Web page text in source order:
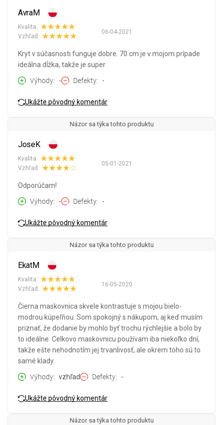
AvraM
06-04-2021
Kvalita:
Vzhľad:
Kryt v súčasnosti funguje dobre. 70 cm je v mojom prípade
ideálna dĺžka, takže je super
Výhody
- Defekty -
Ukážte pôvodný komentár
Názor sa týka tohto produktu
JoseK
05-01-2021
Kvalita:
Vzhľad:
Odporúčam!
Výhody
- Defekty -
Ukážte pôvodný komentár
Názor sa týka tohto produktu
EkatM
16-05-2020
Kvalita:
Vzhľad:
Čierna maskovnica skvele kontrastuje s mojou bielo-
modrou kúpeľňou. Som spokojný s nákupom, aj keď musím
priznať, že dodanie by mohlo byť trochu rýchlejšie a bolo by
to ideálne. Celkovo maskovnicu používam iba niekoľko dní,
takže ešte nehodnotím jej trvanlivosť, ale okrem toho sú to
samé klady.
Výhody
vzhľad Defekty -
Ukážte pôvodný komentár
Názor sa týka tohto produktu